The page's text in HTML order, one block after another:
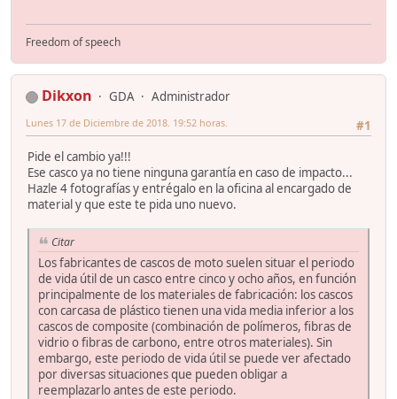
Freedom of speech
Dikxon GDA
Administrador
#1
Lunes 17 de Diciembre de 2018. 19:52 horas.
Pide el cambio ya!!!
Ese casco ya no tiene ninguna garantía en caso de impacto...
Hazle 4 fotografías y entrégalo en la oficina al encargado de
material y que este te pida uno nuevo.
Citar
Los fabricantes de cascos de moto suelen situar el periodo
de vida útil de un casco entre cinco y ocho años, en función
principalmente de los materiales de fabricación: los cascos
con carcasa de plástico tienen una vida media inferior a los
cascos de composite (combinación de polímeros, fibras de
vidrio o fibras de carbono, entre otros materiales). Sin
embargo, este periodo de vida útil se puede ver afectado
por diversas situaciones que pueden obligar a
reemplazarlo antes de este periodo.